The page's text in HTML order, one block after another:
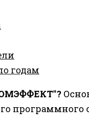
годам
программного